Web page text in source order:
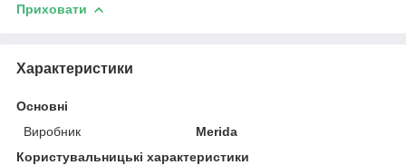
Приховати
Характеристики
Основні
Виробник
Merida
Користувальницькі характеристики